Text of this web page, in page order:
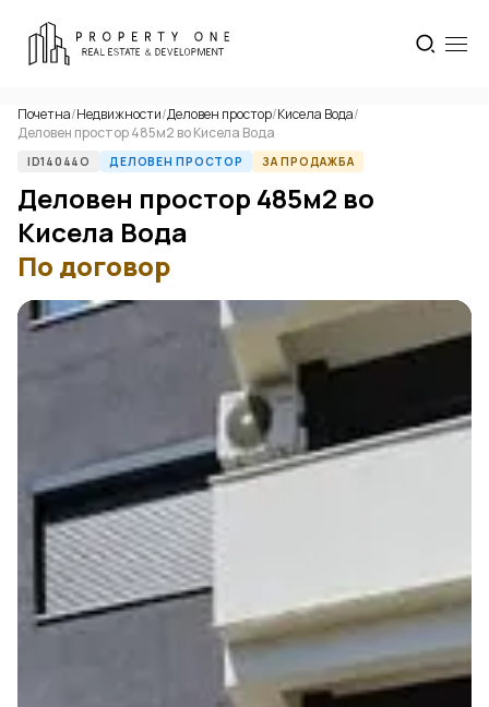
Почетна/Недвижности/Деловен простор/Кисела Вода/
Деловен простор 485м2 во Кисела Вода
ID14044O ДЕЛОВЕН ПРОСТОР ЗА ПРОДАЖБА
Деловен простор 485м2 во
Кисела Вода
По договор